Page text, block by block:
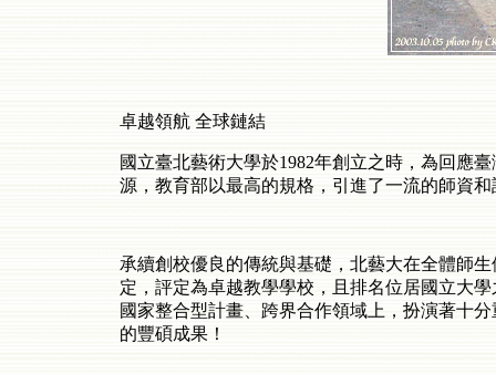
卓越領航 全球鏈結
國立臺北藝術大學於1982年創立之時，為回應
源，教育部以最高的規格，引進了一流的師資
承續創校優良的傳統與基礎，北藝大在全體師
定，評定為卓越教學學校，且排名位居國立大
國家整合型計畫、跨界合作領域上，扮演著十
的豐碩成果！